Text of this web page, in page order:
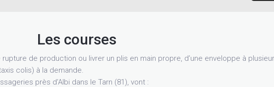
Les courses
de production ou livrer un plis en main propre, d’une enveloppe à
colis) à la demande.
près d’Albi dans le Tarn (81), vont :